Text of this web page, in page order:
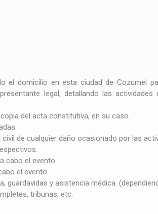
el domicilio en esta ciudad de Cozumel
legal, detallando las
del acta constitutiva, en su caso.
de cualquier daño ocasionado por las
cabo el evento
el evento.
guardavidas y asistencia médica.
tribunas, etc.